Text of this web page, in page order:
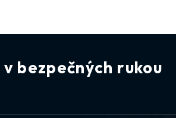
bezpečných rukou